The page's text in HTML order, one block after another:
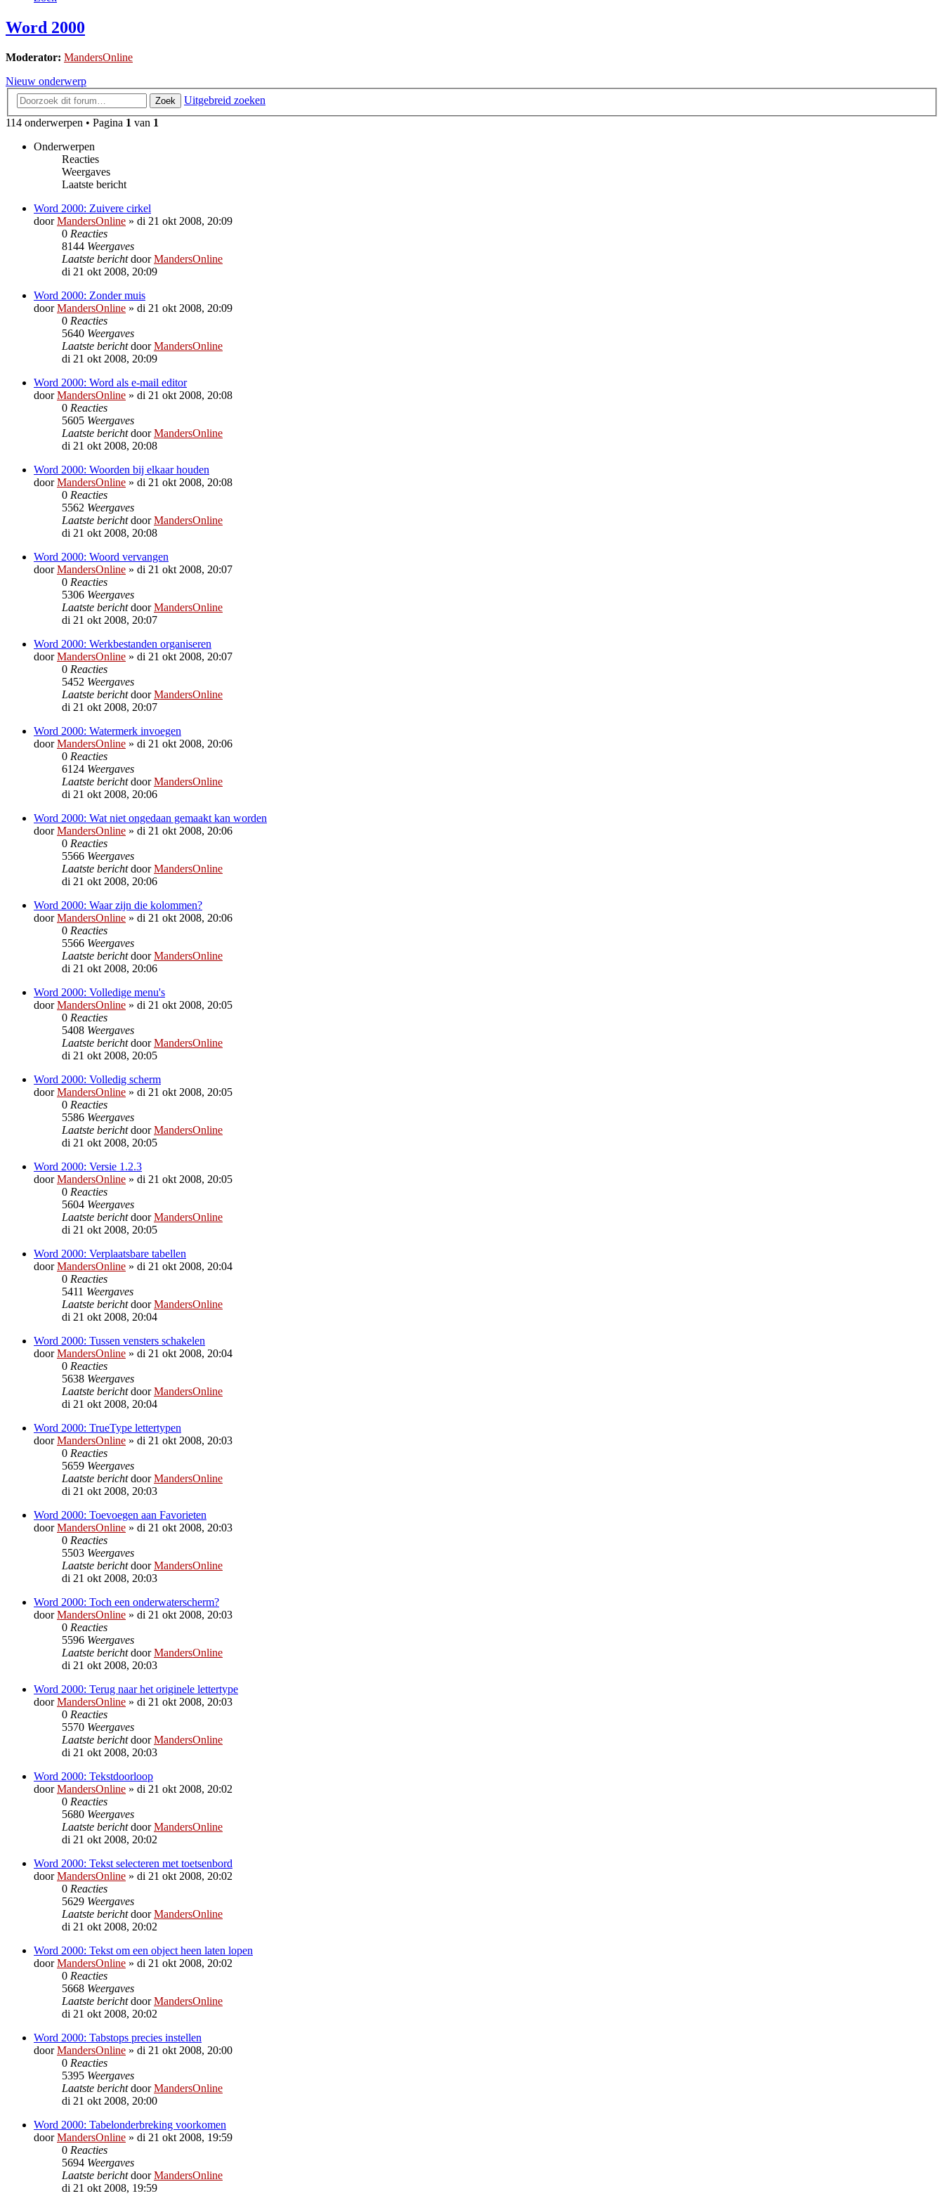
Word 2000
Moderator: MandersOnline
Nieuw onderwerp
Zoek
Uitgebreid zoeken
114 onderwerpen • Pagina 1 van 1
Onderwerpen
Reacties
Weergaves
Laatste bericht
Word 2000: Zuivere cirkel
doorMandersOnline » di 21 okt 2008, 20:09
0 Reacties
8144 Weergaves
Laatste berichtdoorMandersOnline
di 21 okt 2008, 20:09
Word 2000: Zonder muis
doorMandersOnline » di 21 okt 2008, 20:09
0 Reacties
5640 Weergaves
Laatste berichtdoorMandersOnline
di 21 okt 2008, 20:09
Word 2000: Word als e-mail editor
doorMandersOnline » di 21 okt 2008, 20:08
0 Reacties
5605 Weergaves
Laatste berichtdoorMandersOnline
di 21 okt 2008, 20:08
Word 2000: Woorden bij elkaar houden
doorMandersOnline » di 21 okt 2008, 20:08
0 Reacties
5562 Weergaves
Laatste berichtdoorMandersOnline
di 21 okt 2008, 20:08
Word 2000: Woord vervangen
doorMandersOnline » di 21 okt 2008, 20:07
0 Reacties
5306 Weergaves
Laatste berichtdoorMandersOnline
di 21 okt 2008, 20:07
Word 2000: Werkbestanden organiseren
doorMandersOnline » di 21 okt 2008, 20:07
0 Reacties
5452 Weergaves
Laatste berichtdoorMandersOnline
di 21 okt 2008, 20:07
Word 2000: Watermerk invoegen
doorMandersOnline » di 21 okt 2008, 20:06
0 Reacties
6124 Weergaves
Laatste berichtdoorMandersOnline
di 21 okt 2008, 20:06
Word 2000: Wat niet ongedaan gemaakt kan worden
doorMandersOnline » di 21 okt 2008, 20:06
0 Reacties
5566 Weergaves
Laatste berichtdoorMandersOnline
di 21 okt 2008, 20:06
Word 2000: Waar zijn die kolommen?
doorMandersOnline » di 21 okt 2008, 20:06
0 Reacties
5566 Weergaves
Laatste berichtdoorMandersOnline
di 21 okt 2008, 20:06
Word 2000: Volledige menu's
doorMandersOnline » di 21 okt 2008, 20:05
0 Reacties
5408 Weergaves
Laatste berichtdoorMandersOnline
di 21 okt 2008, 20:05
Word 2000: Volledig scherm
doorMandersOnline » di 21 okt 2008, 20:05
0 Reacties
5586 Weergaves
Laatste berichtdoorMandersOnline
di 21 okt 2008, 20:05
Word 2000: Versie 1.2.3
doorMandersOnline » di 21 okt 2008, 20:05
0 Reacties
5604 Weergaves
Laatste berichtdoorMandersOnline
di 21 okt 2008, 20:05
Word 2000: Verplaatsbare tabellen
doorMandersOnline » di 21 okt 2008, 20:04
0 Reacties
5411 Weergaves
Laatste berichtdoorMandersOnline
di 21 okt 2008, 20:04
Word 2000: Tussen vensters schakelen
doorMandersOnline » di 21 okt 2008, 20:04
0 Reacties
5638 Weergaves
Laatste berichtdoorMandersOnline
di 21 okt 2008, 20:04
Word 2000: TrueType lettertypen
doorMandersOnline » di 21 okt 2008, 20:03
0 Reacties
5659 Weergaves
Laatste berichtdoorMandersOnline
di 21 okt 2008, 20:03
Word 2000: Toevoegen aan Favorieten
doorMandersOnline » di 21 okt 2008, 20:03
0 Reacties
5503 Weergaves
Laatste berichtdoorMandersOnline
di 21 okt 2008, 20:03
Word 2000: Toch een onderwaterscherm?
doorMandersOnline » di 21 okt 2008, 20:03
0 Reacties
5596 Weergaves
Laatste berichtdoorMandersOnline
di 21 okt 2008, 20:03
Word 2000: Terug naar het originele lettertype
doorMandersOnline » di 21 okt 2008, 20:03
0 Reacties
5570 Weergaves
Laatste berichtdoorMandersOnline
di 21 okt 2008, 20:03
Word 2000: Tekstdoorloop
doorMandersOnline » di 21 okt 2008, 20:02
0 Reacties
5680 Weergaves
Laatste berichtdoorMandersOnline
di 21 okt 2008, 20:02
Word 2000: Tekst selecteren met toetsenbord
doorMandersOnline » di 21 okt 2008, 20:02
0 Reacties
5629 Weergaves
Laatste berichtdoorMandersOnline
di 21 okt 2008, 20:02
Word 2000: Tekst om een object heen laten lopen
doorMandersOnline » di 21 okt 2008, 20:02
0 Reacties
5668 Weergaves
Laatste berichtdoorMandersOnline
di 21 okt 2008, 20:02
Word 2000: Tabstops precies instellen
doorMandersOnline » di 21 okt 2008, 20:00
0 Reacties
5395 Weergaves
Laatste berichtdoorMandersOnline
di 21 okt 2008, 20:00
Word 2000: Tabelonderbreking voorkomen
doorMandersOnline » di 21 okt 2008, 19:59
0 Reacties
5694 Weergaves
Laatste berichtdoorMandersOnline
di 21 okt 2008, 19:59